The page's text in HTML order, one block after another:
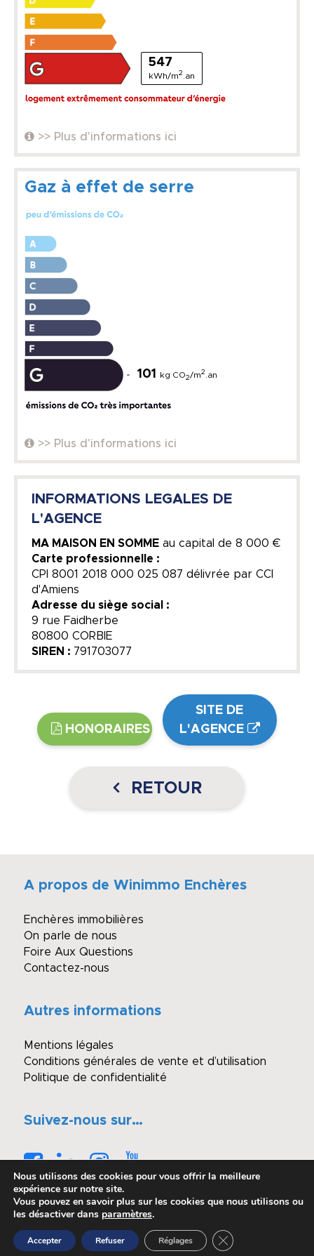
547
kWh/m2 .an
>> Plus d'informations ici
Gaz à effet de serre
101 kg CO2/m2 .an
>> Plus d'informations ici
INFORMATIONS LEGALES DE
L'AGENCE
MA MAISON EN SOMME au capital de 8 000 €
Carte professionnelle :
CPI 8001 2018 000 025 087 délivrée par CCI
d'Amiens
Adresse du siège social :
9 rue Faidherbe
80800 CORBIE
SIREN : 791703077
HONORAIRES
SITE DE
L'AGENCE
RETOUR
A propos de Winimmo Enchères
Enchères immobilières
On parle de nous
Foire Aux Questions
Contactez-nous
Autres informations
Mentions légales
Conditions générales de vente et d’utilisation
Politique de confidentialité
Suivez-nous sur…
© Copyright - Winimmo enchères
Réalisé par OASIS Projet
Nous utilisons des cookies pour vous offrir la meilleure
expérience sur notre site.
Vous pouvez en savoir plus sur les cookies que nous utilisons ou
les désactiver dans paramètres.
Accepter Refuser Réglages Fermer la bannière